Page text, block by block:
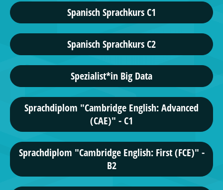
Spanisch Sprachkurs C1
Spanisch Sprachkurs C2
Spezialist*in Big Data
Sprachdiplom "Cambridge English: Advanced
(CAE)" - C1
Sprachdiplom "Cambridge English: First (FCE)" -
B2